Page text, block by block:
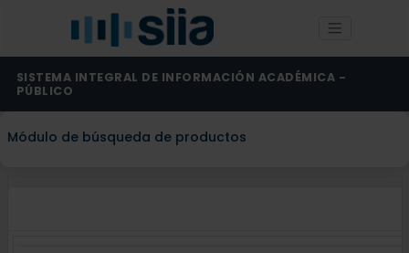
SISTEMA INTEGRAL DE INFORMACIÓN ACADÉMICA -
PÚBLICO
Módulo de búsqueda de productos